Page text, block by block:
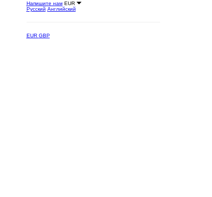
Напишите нам EUR
Русский Английский
EUR GBP